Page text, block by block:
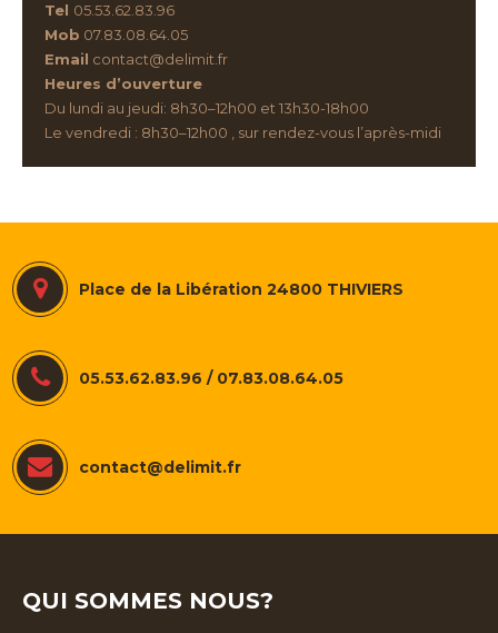
Tel 05.53.62.83.96
Mob 07.83.08.64.05
Email contact@delimit.fr
Heures d’ouverture
Du lundi au jeudi: 8h30–12h00 et 13h30-18h00
Le vendredi : 8h30–12h00 , sur rendez-vous l’après-midi
Place de la Libération 24800 THIVIERS
05.53.62.83.96 / 07.83.08.64.05
contact@delimit.fr
QUI SOMMES NOUS?